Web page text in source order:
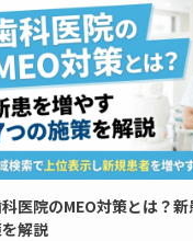
医院のMEO対策とは？
解説